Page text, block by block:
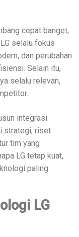
cepat banget,
selalu fokus
dan perubahan
Selain itu,
selalu relevan,
integrasi
strategi, riset
tim yang
LG tetap kuat,
paling
LG